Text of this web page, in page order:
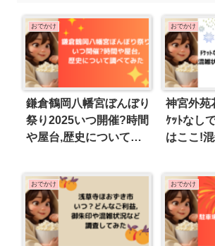
おでかけ
鎌倉鶴岡八幡宮ぼんぼり
祭り2025いつ開催?時間
や屋台,歴史について調
おでかけ
神宮外苑
ｹｯﾄなし
はここ!
おでかけ おでかけ